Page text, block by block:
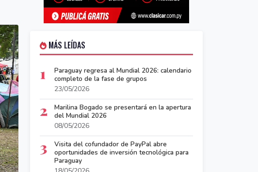
MÁS LEÍDAS
1
Paraguay regresa al Mundial 2026: calendario
completo de la fase de grupos
23/05/2026
2
Marilina Bogado se presentará en la apertura
del Mundial 2026
08/05/2026
3
Visita del cofundador de PayPal abre
oportunidades de inversión tecnológica para
Paraguay